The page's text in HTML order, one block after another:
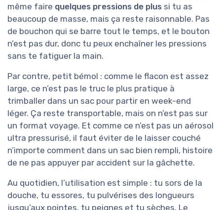
même faire quelques pressions de plus si tu as
beaucoup de masse, mais ça reste raisonnable. Pas
de bouchon qui se barre tout le temps, et le bouton
n’est pas dur, donc tu peux enchaîner les pressions
sans te fatiguer la main.
Par contre, petit bémol : comme le flacon est assez
large, ce n’est pas le truc le plus pratique à
trimballer dans un sac pour partir en week-end
léger. Ça reste transportable, mais on n’est pas sur
un format voyage. Et comme ce n’est pas un aérosol
ultra pressurisé, il faut éviter de le laisser couché
n’importe comment dans un sac bien rempli, histoire
de ne pas appuyer par accident sur la gâchette.
Au quotidien, l’utilisation est simple : tu sors de la
douche, tu essores, tu pulvérises des longueurs
jusqu’aux pointes, tu peignes et tu sèches. Le